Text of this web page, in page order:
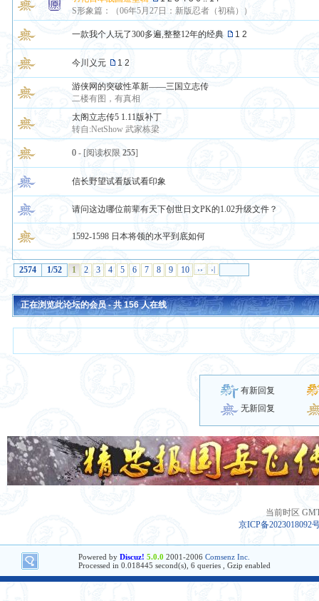
S形象篇：（06年5月27日：新版忍者（初稿））
一款我个人玩了300多遍,整整12年的经典 1 2
今川义元 1 2
游侠网的突破性革新——三国立志传
二楼有图，有真相
太阁立志传5 1.11版补丁
转自:NetShow 武家栋梁
0 - [阅读权限255]
信长野望试看版试看印象
请问这边哪位前辈有天下创世日文PK的1.02升级文件？
1592-1598 日本将领的水平到底如何
2574 1/52 1 2 3 4 5 6 7 8 9 10 ›› ›|
正在浏览此论坛的会员 - 共156人在线
有新回复
无新回复
当前时区
京ICP备2023018092
Powered by Discuz! 5.0.0 2001-2006 Comsenz Inc.
Processed in 0.018445 second(s), 6 queries , Gzip enabled